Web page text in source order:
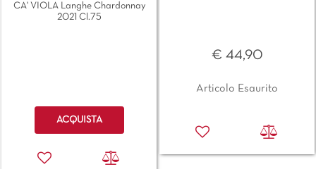
CA' VIOLA Langhe Chardonnay
2021 Cl.75
Quantità
ACQUISTA
€ 44,90
Articolo Esaurito